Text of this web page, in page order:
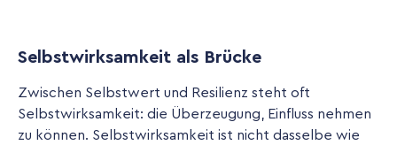
Selbstwirksamkeit als Brücke
Zwischen Selbstwert und Resilienz steht oft
Selbstwirksamkeit: die Überzeugung, Einfluss nehmen
zu können. Selbstwirksamkeit ist nicht dasselbe wie